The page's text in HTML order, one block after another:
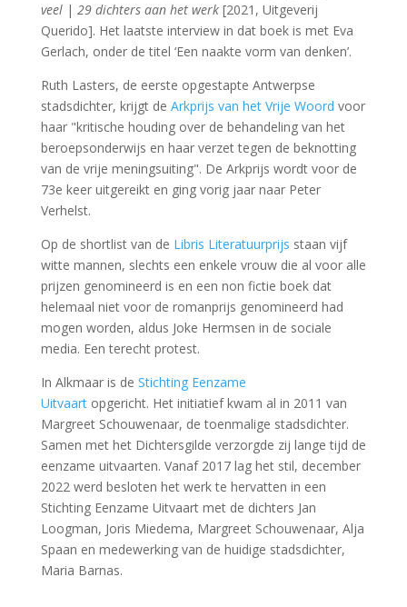
veel| 29 dichters aan het werk[2021, Uitgeverij
Querido]. Het laatste interview in dat boek is met Eva
Gerlach, onder de titel ‘Een naakte vorm van denken’.
Ruth Lasters, de eerste opgestapte Antwerpse
stadsdichter, krijgt de Arkprijs van het Vrije Woord voor
haar "kritische houding over de behandeling van het
beroepsonderwijs en haar verzet tegen de beknotting
van de vrije meningsuiting". De Arkprijs wordt voor de
73e keer uitgereikt en ging vorig jaar naar Peter
Verhelst.
Op de shortlist van de Libris Literatuurprijs staan vijf
witte mannen, slechts een enkele vrouw die al voor alle
prijzen genomineerd is en een non fictie boek dat
helemaal niet voor de romanprijs genomineerd had
mogen worden, aldus Joke Hermsen in de sociale
media. Een terecht protest.
In Alkmaar is de Stichting Eenzame
Uitvaartopgericht. Het initiatief kwam al in 2011 van
Margreet Schouwenaar, de toenmalige stadsdichter.
Samen met het Dichtersgilde verzorgde zij lange tijd de
eenzame uitvaarten. Vanaf 2017 lag het stil, december
2022 werd besloten het werk te hervatten in een
Stichting Eenzame Uitvaart met de dichters Jan
Loogman, Joris Miedema, Margreet Schouwenaar, Alja
Spaan en medewerking van de huidige stadsdichter,
Maria Barnas.